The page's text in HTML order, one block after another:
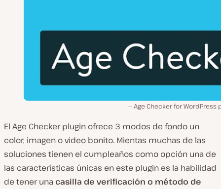
Age Checker for WordPress
El Age Checker plugin ofrece 3 modos de fondo un
color, imagen o video bonito. Mientas muchas de las
soluciones tienen el cumpleaños como opción una de
las características únicas en este plugin es la habilidad
de tener una casilla de verificación o método de